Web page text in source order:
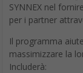
SYNNEX nel
per i partner
Il programma
massimizzare la
Includerà: